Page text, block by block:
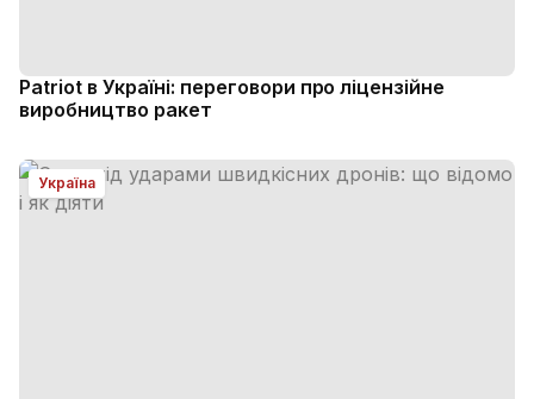
Patriot в Україні: переговори про ліцензійне
виробництво ракет
Україна